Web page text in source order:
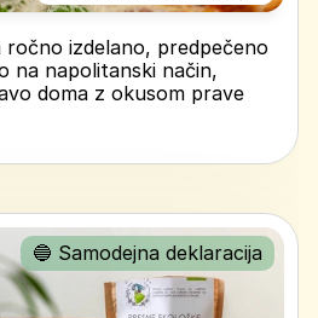
ročno izdelano, predpečeno
na napolitanski način,
doma z okusom prave
🔵 Samodejna deklaracija